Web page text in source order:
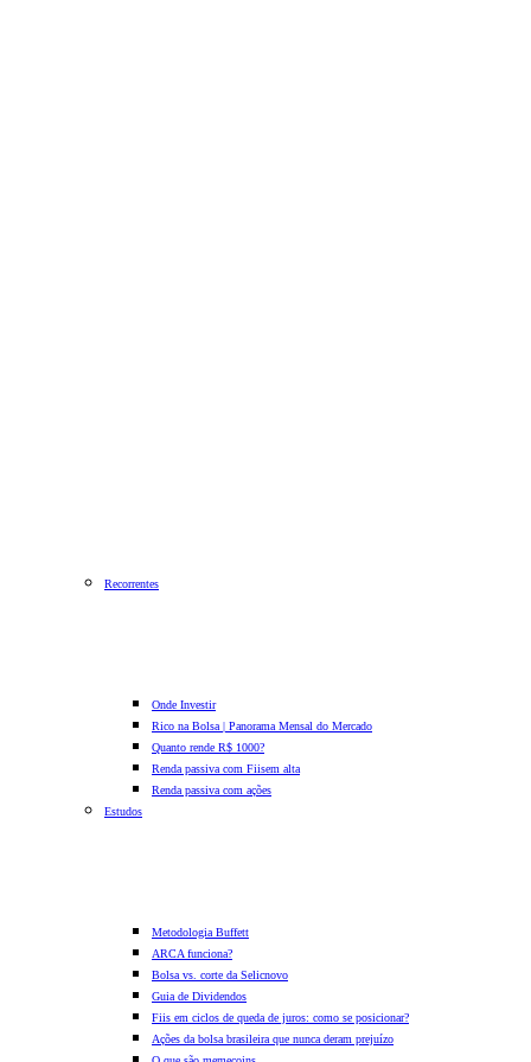
Recorrentes
Onde Investir
Rico na Bolsa | Panorama Mensal do Mercado
Quanto rende R$ 1000?
Renda passiva com Fiisem alta
Renda passiva com ações
Estudos
Metodologia Buffett
ARCA funciona?
Bolsa vs. corte da Selicnovo
Guia de Dividendos
Fiis em ciclos de queda de juros: como se posicionar?
Ações da bolsa brasileira que nunca deram prejuízo